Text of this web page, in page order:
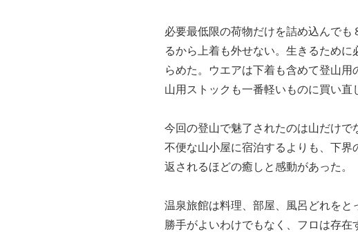
必要最低限の荷物だけを詰め込んで
るから上着も外せない。生きるため
らめた。ウエアは下着も含めて登山
山用ストックも一番軽いものに買い直
今回の登山で魅了されたのは山だけ
不便な山小屋に宿泊するよりも、下界
返されるほどの癒しと感動があった。
温泉旅館は料理、部屋、風呂どれを
勝手がよいわけでもなく、フロは存